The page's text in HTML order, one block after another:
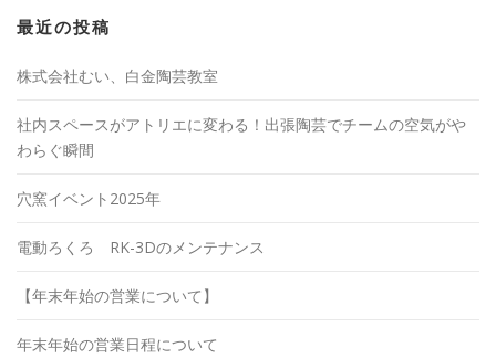
最近の投稿
株式会社むい、白金陶芸教室
社内スペースがアトリエに変わる！出張陶芸でチームの空気がや
わらぐ瞬間
穴窯イベント2025年
電動ろくろ RK-3Dのメンテナンス
【年末年始の営業について】
年末年始の営業日程について